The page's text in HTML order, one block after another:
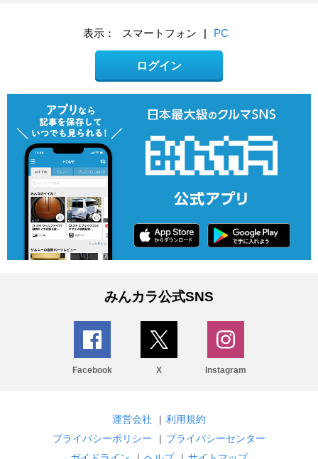
表示： スマートフォン | PC
ログイン
みんカラ公式SNS
Facebook X Instagram
運営会社 | 利用規約
プライバシーポリシー
| プライバシーセンター